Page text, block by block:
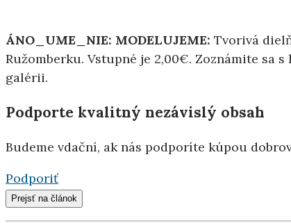
ÁNO_UME_NIE: MODELUJEME: Tvorivá
Ružomberku. Vstupné je 2,00€. Zoznámite sa
galérii.
Podporte kvalitný nezávislý obsah
Budeme vdační, ak nás podporíte kúpou
Podporiť
Prejsť na článok